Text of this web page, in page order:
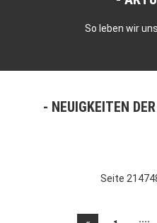
So leben wir
NEUIGKEITEN
Seite
....